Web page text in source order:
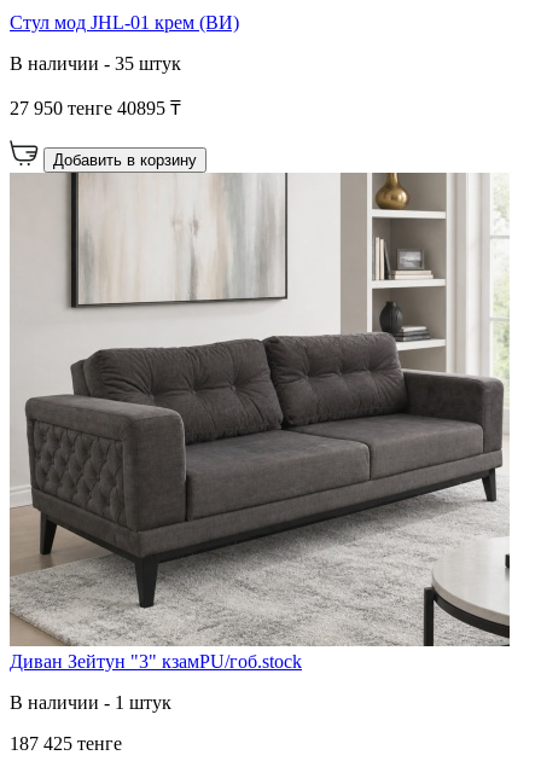
Стул мод JHL-01 крем (ВИ)
В наличии - 35 штук
27 950 тенге 40895 ₸
Добавить в корзину
Диван Зейтун "3" кзамPU/гоб.stock
В наличии - 1 штук
187 425 тенге